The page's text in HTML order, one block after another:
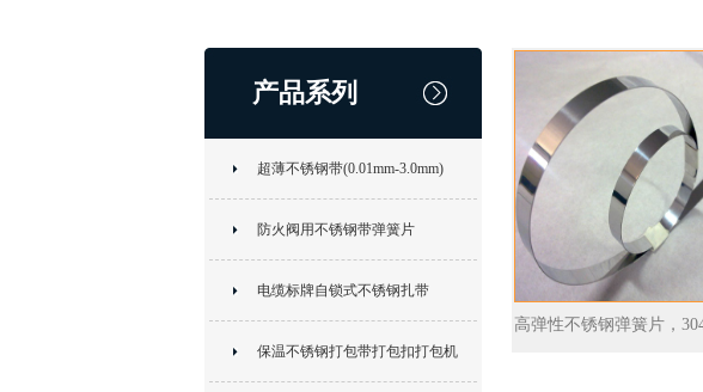
产品系列
超薄不锈钢带(0.01mm-3.0mm)
防火阀用不锈钢带弹簧片
电缆标牌自锁式不锈钢扎带
保温不锈钢打包带打包扣打包机
高弹性不锈钢弹簧片，